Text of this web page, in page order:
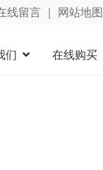
线留言｜ 网站地图
们 在线购买